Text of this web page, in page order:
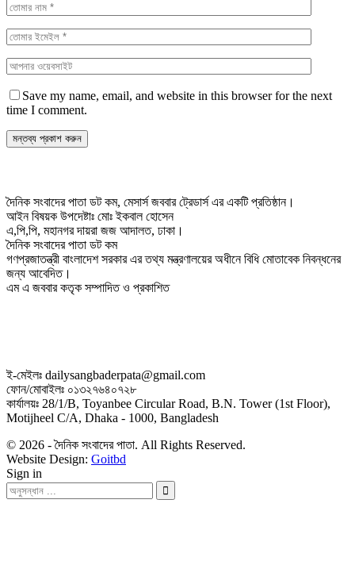
Save my name, email, and website in this browser for the next
time I comment.
দৈনিক সংবাদের পাতা ডট কম, মেসার্স জববার ট্রেডার্স এর একটি প্রতিষ্ঠান।
আইন বিষয়ক উপদেষ্টাঃ মোঃ ইকবাল হোসেন
এ,পি,পি, মহানগর দায়রা জজ আদালত, ঢাকা।
দৈনিক সংবাদের পাতা ডট কম
গণপ্রজাতন্ত্রী বাংলাদেশ সরকার এর তথ্য মন্ত্রণালয়ের অধীনে বিধি মোতাবেক নিবন্ধনের
জন্য আবেদিত।
এম এ জববার কতৃক সম্পাদিত ও প্রকাশিত
ই-মেইলঃ dailysangbaderpata@gmail.com
ফোন/মোবাইলঃ ০১৩২৭৬৪০৭২৮
কার্যালয়ঃ 28/1/B, Toyanbee Circular Road, B.N. Tower (1st Floor),
Motijheel C/A, Dhaka - 1000, Bangladesh
© 2026 - দৈনিক সংবাদের পাতা. All Rights Reserved.
Website Design: Goitbd
Sign in